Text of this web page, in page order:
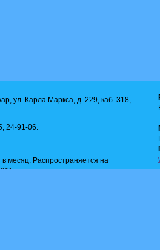
ул. Карла Маркса, д. 229, каб. 318,
24-91-06.
месяц. Распространяется на